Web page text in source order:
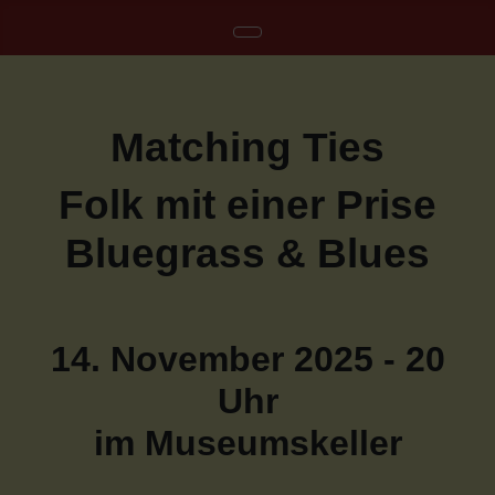
Matching Ties
Folk mit einer Prise
Bluegrass & Blues
14. November 2025 - 20
Uhr
im Museumskeller